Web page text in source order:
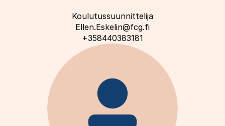
Koulutussuunnittelija
Ellen.Eskelin@fcg.fi
+358440383181